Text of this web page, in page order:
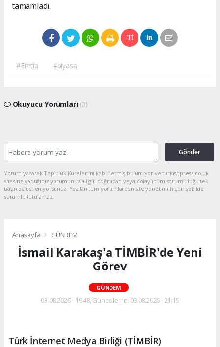
tamamladı.
#Emtia #piyasa
Okuyucu Yorumları (0)
Gönder
Yorum yazarak Topluluk Kuralları’nı kabul etmiş bulunuyor ve turkishpress.co.uk
sitesine yaptığınız yorumunuzla ilgili doğrudan veya dolaylı tüm sorumluluğu tek
başınıza üstleniyorsunuz. Yazılan tüm yorumlardan site yönetimi hiçbir şekilde
sorumlu tutulamaz.
Anasayfa GÜNDEM
İsmail Karakaş'a TİMBİR'de Yeni
Görev
GÜNDEM
03.08.2026 - 19:48, Güncelleme: 03.08.2026 - 21:15
Türk İnternet Medya Birliği (TİMBİR)